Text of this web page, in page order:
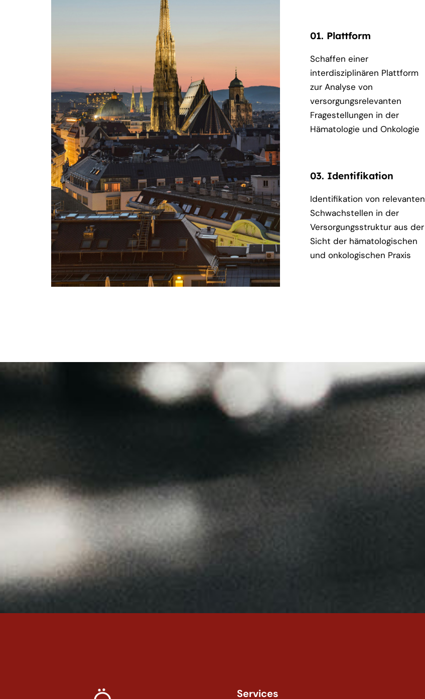
01. Plattform
Schaffen einer
interdisziplinären Plattform
zur Analyse von
versorgungsrelevanten
Fragestellungen in der
Hämatologie und Onkologie
03. Identifikation
Identifikation von relevanten
Schwachstellen in der
Versorgungsstruktur aus der
Sicht der hämatologischen
und onkologischen Praxis
Services